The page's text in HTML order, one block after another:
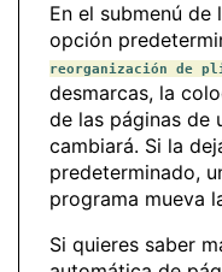
En el submenú de
opción
reorganización de
desmarcas, la
de las páginas de
cambiará. Si la
predeterminado,
programa mueva
Si quieres saber